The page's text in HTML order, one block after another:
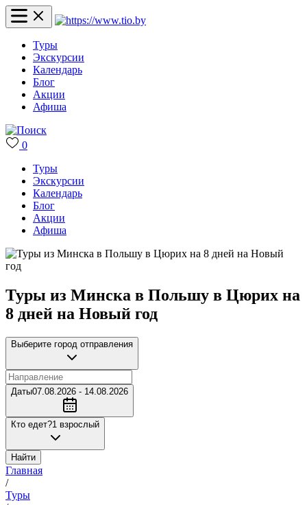
Туры
Экскурсии
Календарь
Блог
Акции
Афиша
0
Туры
Экскурсии
Календарь
Блог
Акции
Афиша
Туры из Минска в Польшу в Цюрих на
8 дней на Новый год
Выберите город отправления
Даты07.08.2026 - 14.08.2026
Кто едет?1 взрослый
Найти
Главная
/
Туры